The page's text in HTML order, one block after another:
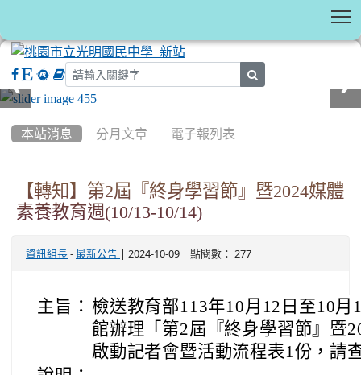
本站消息 分月文章 電子報列表
【轉知】第2屆『終身學習節』暨2024媒體
素養教育週(10/13-10/14)
資訊組長 - 最新公告 | 2024-10-09 | 點閱數： 277
主旨： 檢送教育部113年10月12日至10
館辦理「第2屆『終身學習節』暨
啟動記者會暨活動流程表1份，請